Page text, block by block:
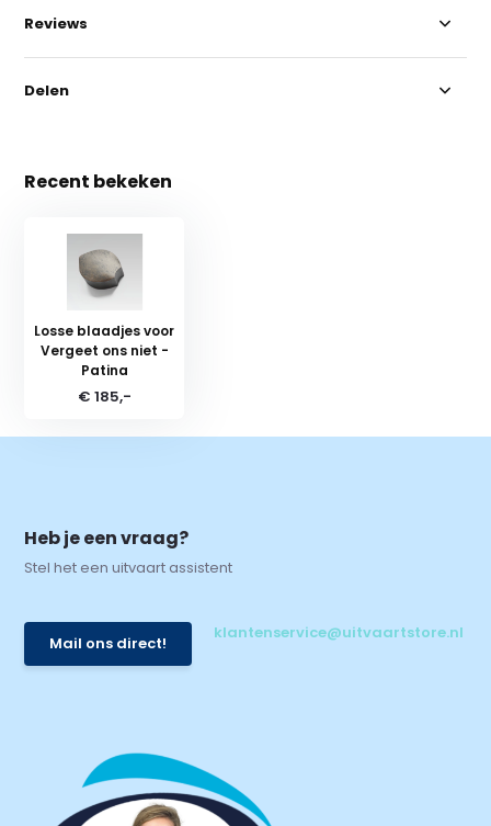
Reviews
Delen
Recent bekeken
Losse blaadjes voor
Vergeet ons niet -
Patina
€ 185,-
Heb je een vraag?
Stel het een uitvaart assistent
Mail ons direct!
klantenservice@uitvaartstore.nl